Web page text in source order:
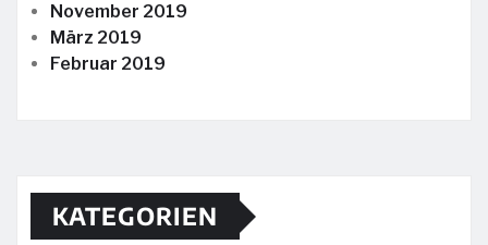
November 2019
März 2019
Februar 2019
KATEGORIEN